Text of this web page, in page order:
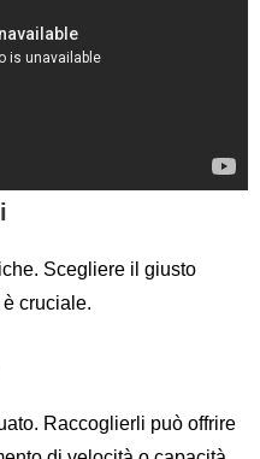
Scegliere il giusto
cruciale.
Raccoglierli può offrire